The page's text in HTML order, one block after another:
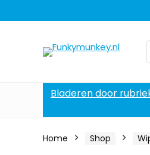
Bladeren door
Home Shop